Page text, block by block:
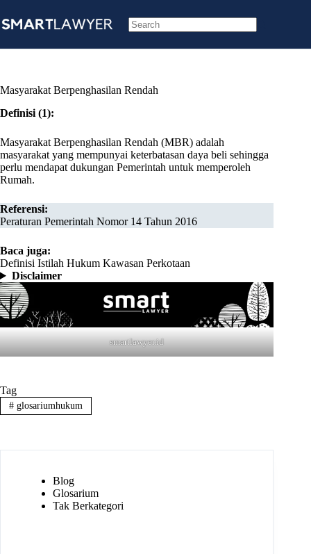
to
content
results
Masyarakat Berpenghasilan Rendah
Definisi (1):
Masyarakat Berpenghasilan Rendah (MBR) adalah
masyarakat yang mempunyai keterbatasan daya beli sehingga
perlu mendapat dukungan Pemerintah untuk memperoleh
Rumah.
Referensi:
Peraturan Pemerintah Nomor 14 Tahun 2016
Baca juga:
Definisi Istilah Hukum Kawasan Perkotaan
Disclaimer
smartlawyer.id
Tag
#glosariumhukum
Blog
Glosarium
Tak Berkategori